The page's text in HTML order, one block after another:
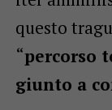
questo
“percorso
giunto a